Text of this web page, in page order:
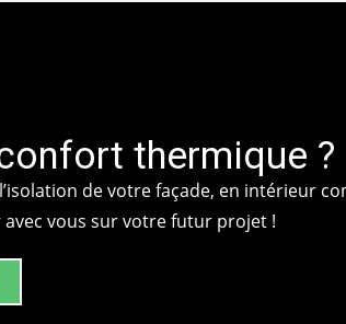
thermique ?
de votre façade, en intérieur
avec vous sur votre futur projet !